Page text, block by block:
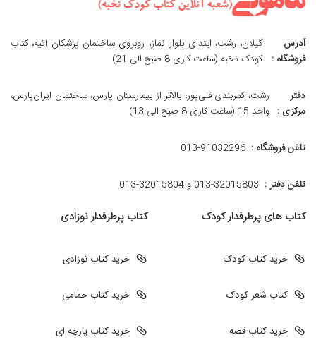
آدرس
فروشگاه :
گیلان، رشت، ابتدای بلوار نماز، روبروی ساختمان پزشکان آتیه، کتاب
کودک نخبه (ساعت کاری 8 صبح الی 21)
دفتر
مرکزی :
رشت، کمربندی قلی‌پور، بالاتر از بیمارستان پارس، ساختمان ایران‌پارس،
واحد 15 (ساعت کاری 8 صبح الی 13)
تلفن فروشگاه : 013-91032296
تلفن دفتر : 013-32015803 و 32015804-013
کتاب های پرطرفدار کودک
خرید کتاب کودک
کتاب شعر کودک
خرید کتاب قصه
کتاب پرطرفدار نوزادی
خرید کتاب نوزادی
خرید کتاب حمامی
خرید کتاب پارچه ای